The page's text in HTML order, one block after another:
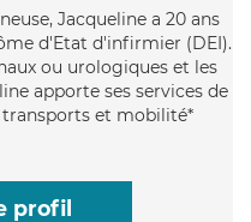
Jacqueline a 20 ans
d'Etat d'infirmier (DEI).
ou urologiques et les
apporte ses services de
et mobilité*
profil